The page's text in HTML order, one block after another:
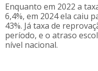
Enquanto em 2022 a
6,4%, em 2024 ela caiu
43%. Já taxa de
período, e o atraso
nível nacional.